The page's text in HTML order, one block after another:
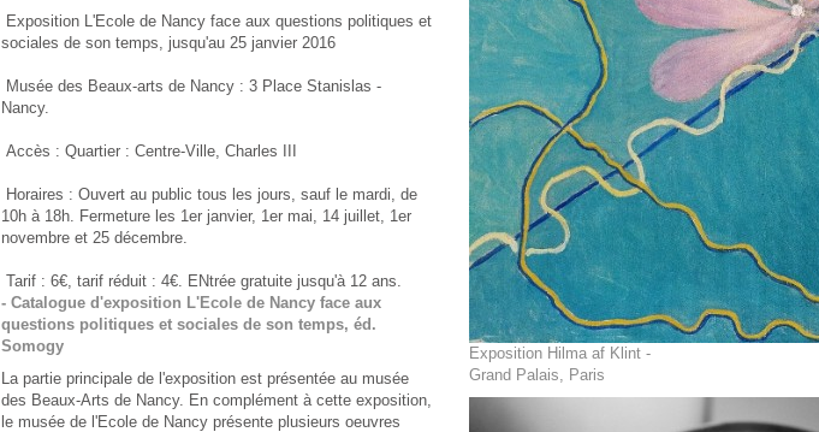
Exposition L'Ecole de Nancy face aux questions politiques et
sociales de son temps, jusqu'au 25 janvier 2016
Musée des Beaux-arts de Nancy : 3 Place Stanislas -
Nancy.
Accès : Quartier : Centre-Ville, Charles III
Horaires : Ouvert au public tous les jours, sauf le mardi, de
10h à 18h. Fermeture les 1er janvier, 1er mai, 14 juillet, 1er
novembre et 25 décembre.
Tarif : 6€, tarif réduit : 4€. ENtrée gratuite jusqu'à 12 ans.
- Catalogue d'exposition L'Ecole de Nancy face aux
questions politiques et sociales de son temps, éd.
Somogy
La partie principale de l'exposition est présentée au musée
des Beaux-Arts de Nancy. En complément à cette exposition,
le musée de l'Ecole de Nancy présente plusieurs oeuvres
Exposition Hilma af Klint -
Grand Palais, Paris